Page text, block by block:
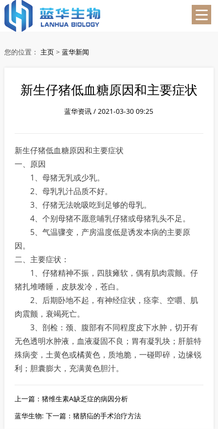
蓝华生物
您的位置： 主页> 蓝华新闻
新生仔猪低血糖原因和主要症状
蓝华资讯 / 2021-03-30 09:25
新生仔猪低血糖原因和主要症状
一、原因
1、母猪无乳或少乳。
2、母乳乳汁品质不好。
3、仔猪无法吮吸吃到足够的母乳。
4、个别母猪不愿意哺乳仔猪或母猪乳头不足。
5、气温骤变，产房温度低是诱发本病的主要原
因。
二、主要症状：
1、仔猪精神不振，四肢瘫软，偶有肌肉震颤。仔
猪扎堆嗜睡，皮肤发冷，苍白。
2、后期卧地不起，有神经症状，痉挛、空嚼、肌
肉震颤，衰竭死亡。
3、剖检：颈、腹部有不同程度皮下水肿，切开有
无色透明水肿液，血液凝固不良；胃有凝乳块；肝脏特
殊病变，土黄色或橘黄色，质地脆，一碰即碎，边缘锐
利；胆囊膨大，充满黄色胆汁。
上一篇：猪维生素A缺乏症的病因分析
蓝华生物: 下一篇：猪脐疝的手术治疗方法